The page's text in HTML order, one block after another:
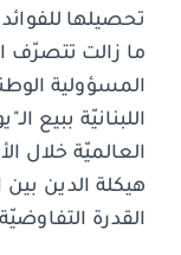
ما زالت تتصرّف
المسؤولية
اللبنانيّة ببيع
العالميّة خلال
هيكلة الدين بين
القدرة